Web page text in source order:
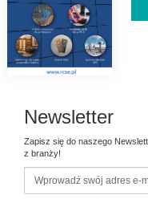
Newsletter
Zapisz się do naszego
z branży!